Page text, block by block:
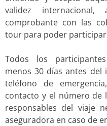
validez
comprobante con las
tour para poder
Todos los
menos 30 días antes
teléfono de
contacto y el número de
responsables del viaje
aseguradora en caso de